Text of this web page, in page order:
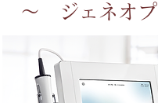
～ ジェネオ